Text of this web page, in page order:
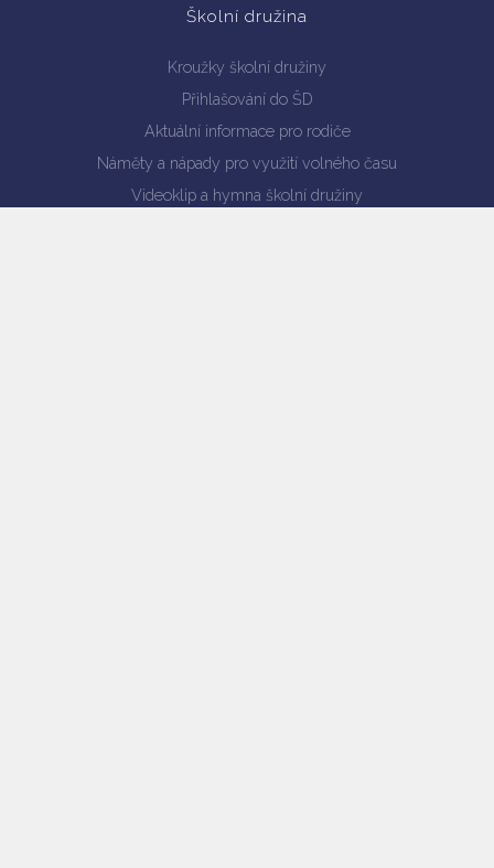
Školní družina
Kroužky školní družiny
Přihlašování do ŠD
Aktuální informace pro rodiče
Náměty a nápady pro využití volného času
Videoklip a hymna školní družiny